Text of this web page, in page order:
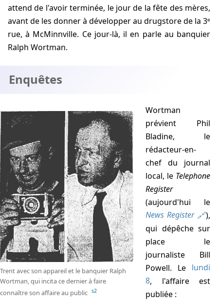
attend de l'avoir terminée, le jour de la fête des mères,
avant de les donner à développer au drugstore de la 3ᵉ
rue, à McMinnville. Ce jour-là, il en parle au banquier
Ralph Wortman.
Enquêtes
Trent avec son appareil et le banquier Ralph
Wortman, qui incita ce dernier à faire
connaître son affaire au public s2
Wortman
prévient Phil
Bladine, le
rédacteur-en-
chef du journal
local, le Telephone
Register
(aujourd'hui le
News Register
),
qui dépêche sur
place le
journaliste Bill
Powell. Le lundi
8, l'affaire est
publiée :